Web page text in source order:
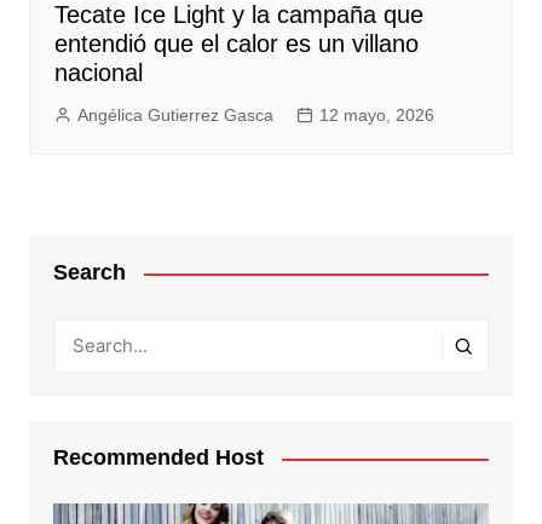
Tecate Ice Light y la campaña que
entendió que el calor es un villano
nacional
Angélica Gutierrez Gasca 12 mayo, 2026
Search
Recommended Host